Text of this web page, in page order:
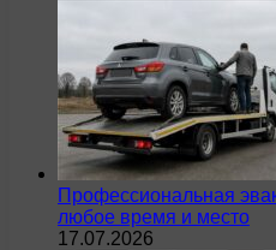
Профессиональная
любое время и место
17.07.2026